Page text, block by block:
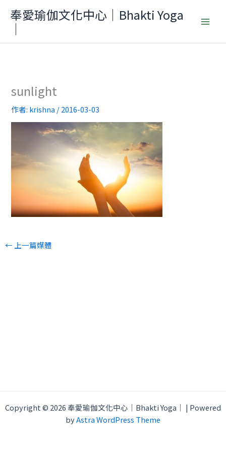
要
奉愛瑜伽文化中心｜Bhakti Yoga
｜
sunlight
作者: krishna /2016-03-03
← 上一篇媒體
Copyright © 2026 奉愛瑜伽文化中心｜Bhakti Yoga｜ | Powered
byAstra WordPress Theme